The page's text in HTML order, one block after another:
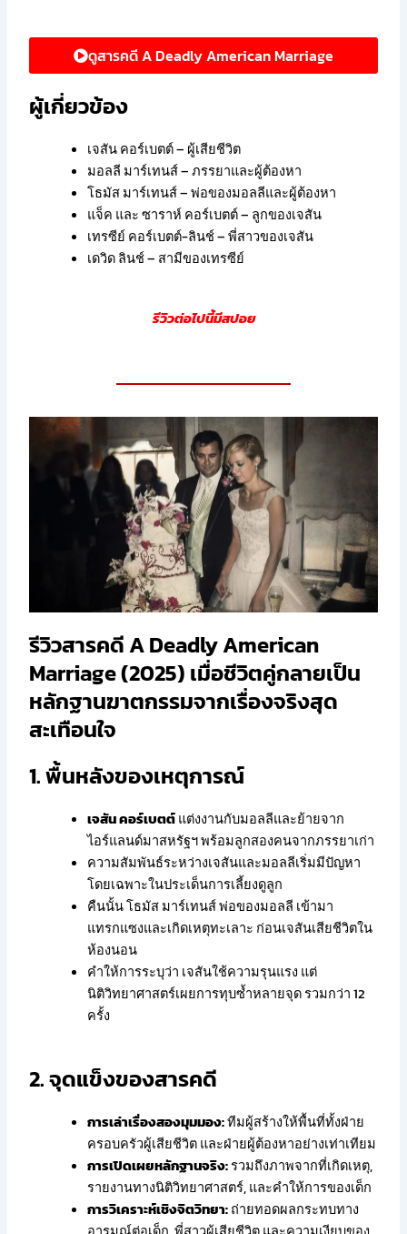
ดูสารคดี A Deadly American Marriage
ผู้เกี่ยวข้อง
เจสัน คอร์เบตต์ – ผู้เสียชีวิต
มอลลี มาร์เทนส์ – ภรรยาและผู้ต้องหา
โธมัส มาร์เทนส์ – พ่อของมอลลีและผู้ต้องหา
แจ็ค และ ซาราห์ คอร์เบตต์ – ลูกของเจสัน
เทรซีย์ คอร์เบตต์-ลินช์ – พี่สาวของเจสัน
เดวิด ลินช์ – สามีของเทรซีย์
รีวิวต่อไปนี้มีสปอย
รีวิวสารคดี A Deadly American
Marriage (2025) เมื่อชีวิตคู่กลายเป็น
หลักฐานฆาตกรรมจากเรื่องจริงสุด
สะเทือนใจ
1. พื้นหลังของเหตุการณ์
เจสัน คอร์เบตต์แต่งงานกับมอลลีและย้ายจาก
ไอร์แลนด์มาสหรัฐฯ พร้อมลูกสองคนจากภรรยาเก่า
ความสัมพันธ์ระหว่างเจสันและมอลลีเริ่มมีปัญหา
โดยเฉพาะในประเด็นการเลี้ยงดูลูก
คืนนั้น โธมัส มาร์เทนส์ พ่อของมอลลี เข้ามา
แทรกแซงและเกิดเหตุทะเลาะ ก่อนเจสันเสียชีวิตใน
ห้องนอน
คำให้การระบุว่า เจสันใช้ความรุนแรง แต่
นิติวิทยาศาสตร์เผยการทุบซ้ำหลายจุด รวมกว่า 12
ครั้ง
2. จุดแข็งของสารคดี
การเล่าเรื่องสองมุมมอง:ทีมผู้สร้างให้พื้นที่ทั้งฝ่าย
ครอบครัวผู้เสียชีวิต และฝ่ายผู้ต้องหาอย่างเท่าเทียม
การเปิดเผยหลักฐานจริง:รวมถึงภาพจากที่เกิดเหตุ,
รายงานทางนิติวิทยาศาสตร์, และคำให้การของเด็ก
การวิเคราะห์เชิงจิตวิทยา:ถ่ายทอดผลกระทบทาง